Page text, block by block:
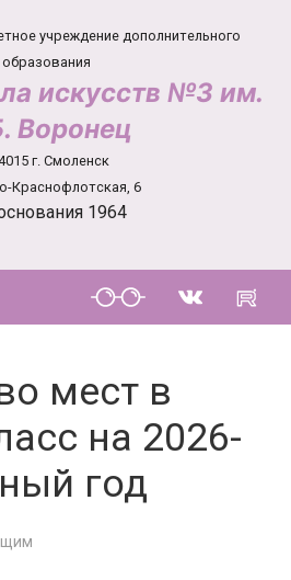
учреждение дополнительного
образования
искусств №3 им.
Воронец
г. Смоленск
Краснофлотская, 6
1964
мест в
на 2026-
год